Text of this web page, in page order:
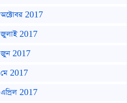
অক্টোবর 2017
জুলাই 2017
জুন 2017
মে 2017
এপ্রিল 2017